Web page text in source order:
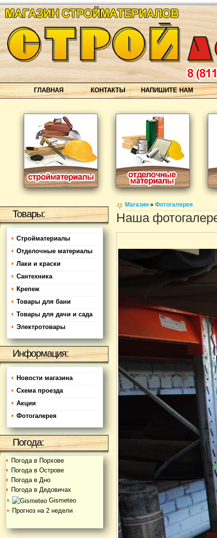
ГЛАВНАЯ КОНТАКТЫ НАПИШИТЕ НАМ
Магазин » Фотогалерея
Наша
Товары:
Стройматериалы
Отделочные материалы
Лаки и краски
Сантехника
Крепеж
Товары для бани
Товары для дачи и сада
Электротовары
Информация:
Новости магазина
Схема проезда
Акции
Фотогалерея
Погода:
Погода в Порхове
Погода в Острове
Погода в Дно
Погода в Дедовичах
Gismeteo
Прогноз на 2 недели